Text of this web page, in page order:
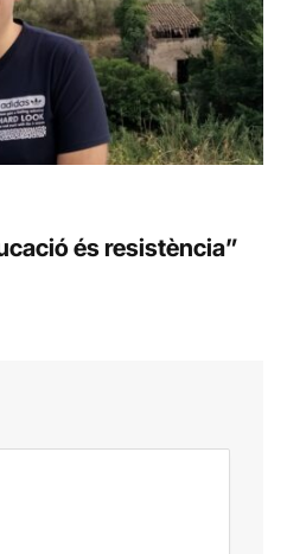
és resistència”